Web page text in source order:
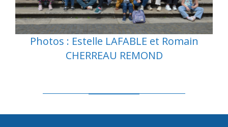
Photos : Estelle LAFABLE et Romain
CHERREAU REMOND